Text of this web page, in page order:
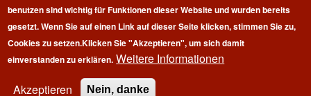
Copyright © 2026 | 100 Marathon Club Deutschland e.V. | All
rights reserved.
benutzen sind wichtig für Funktionen dieser Website und wurden bereits
gesetzt. Wenn Sie auf einen Link auf dieser Seite klicken, stimmen Sie zu,
Cookies zu setzen.Klicken Sie "Akzeptieren", um sich damit
einverstanden zu erklären. Weitere Informationen
Akzeptieren
Nein, danke